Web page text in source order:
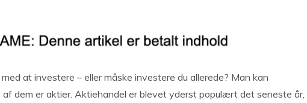
at investere – eller måske investere du allerede? Man kan
af dem er aktier. Aktiehandel er blevet yderst populært det seneste år,